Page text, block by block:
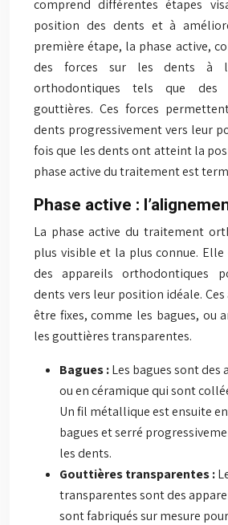
comprend différentes étapes
position des dents et à
première étape, la phase active,
des forces sur les dents à
orthodontiques tels que des
gouttières. Ces forces
dents progressivement vers leur
fois que les dents ont atteint la
phase active du traitement est
Phase active :
La phase active du traitement
plus visible et la plus connue.
des appareils orthodontiques
dents vers leur position idéale.
être fixes, comme les bagues, ou
les gouttières transparentes.
Bagues :Les bagues sont
ou en céramique qui sont
Un fil métallique est ensuite
bagues et serré
les dents.
Gouttières transparentes :
transparentes sont des
sont fabriqués sur mesure